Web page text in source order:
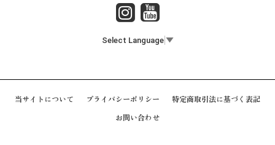
Select Language ▼
当サイトについて プライバシーポリシー 特定商取引法に基づく表記
お問い合わせ